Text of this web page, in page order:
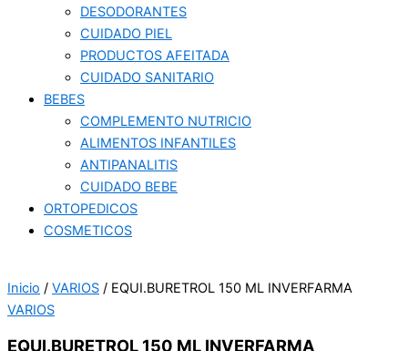
DESODORANTES
CUIDADO PIEL
PRODUCTOS AFEITADA
CUIDADO SANITARIO
BEBES
COMPLEMENTO NUTRICIO
ALIMENTOS INFANTILES
ANTIPANALITIS
CUIDADO BEBE
ORTOPEDICOS
COSMETICOS
Inicio / VARIOS / EQUI.BURETROL 150 ML INVERFARMA
VARIOS
EQUI.BURETROL 150 ML INVERFARMA